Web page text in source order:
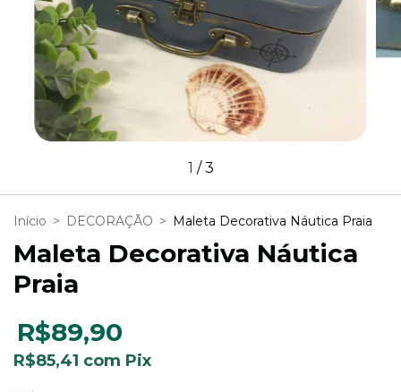
1 /3
Início > DECORAÇÃO > Maleta Decorativa Náutica Praia
Maleta Decorativa Náutica
Praia
R$89,90
R$85,41 com Pix